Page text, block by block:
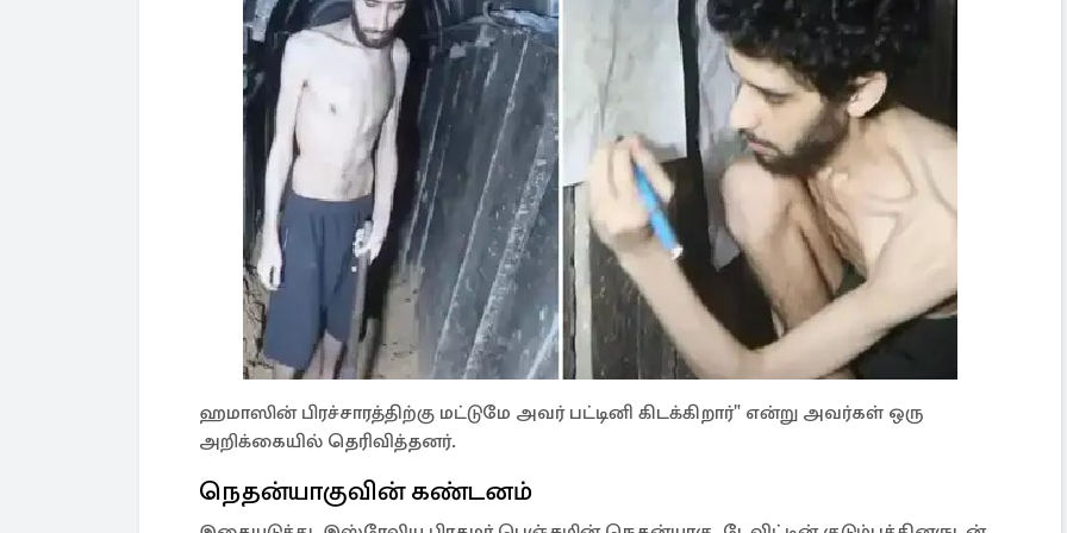
ஹமாஸின் பிரச்சாரத்திற்கு மட்டுமே அவர் பட்டினி கிடக்கிறார்" என்று அவர்கள் ஒரு
அறிக்கையில் தெரிவித்தனர்.
நெதன்யாகுவின் கண்டனம்